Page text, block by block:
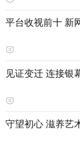
平台收视前十 新
见证变迁 连接银
守望初心 滋养艺